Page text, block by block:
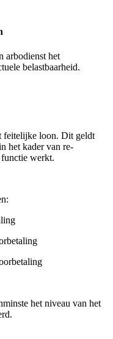
arbodienst het
belastbaarheid.
feitelijke loon. Dit geldt
het kader van re-
functie werkt.
het niveau van het